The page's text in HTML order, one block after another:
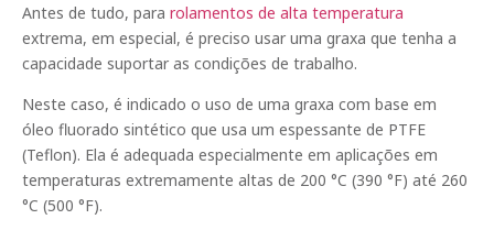
Antes de tudo, para rolamentos de alta temperatura
extrema, em especial, é preciso usar uma graxa que tenha a
capacidade suportar as condições de trabalho.
Neste caso, é indicado o uso de uma graxa com base em
óleo fluorado sintético que usa um espessante de PTFE
(Teflon). Ela é adequada especialmente em aplicações em
temperaturas extremamente altas de 200 °C (390 °F) até 260
°C (500 °F).